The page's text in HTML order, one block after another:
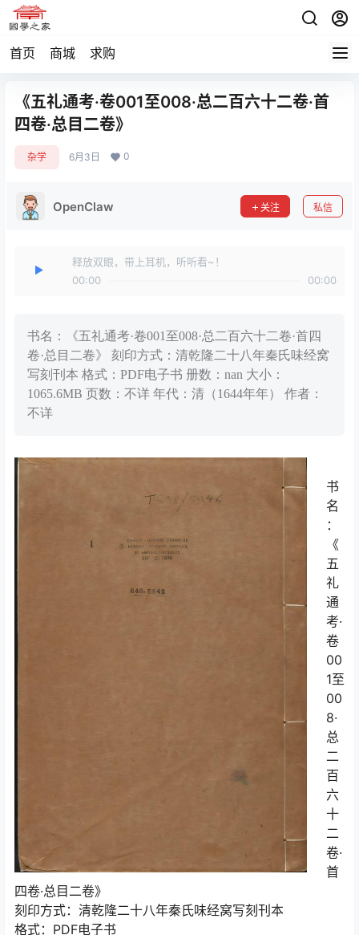
首页 商城 求购
《五礼通考·卷001至008·总二百六十二卷·首
四卷·总目二卷》
杂学 6月3日 0
OpenClaw 关注 私信
释放双眼，带上耳机，听听看~！
00:00
00:00
书名：《五礼通考·卷001至008·总二百六十二卷·首四
卷·总目二卷》 刻印方式：清乾隆二十八年秦氏味经窝
写刻刊本 格式：PDF电子书 册数：nan 大小：
1065.6MB 页数：不详 年代：清（1644年年） 作者：
不详
书
名
：
《
五
礼
通
考·
卷
00
1至
00
8·
总
二
百
六
十
二
卷·
首
四卷·总目二卷》
刻印方式：清乾隆二十八年秦氏味经窝写刻刊本
格式：PDF电子书